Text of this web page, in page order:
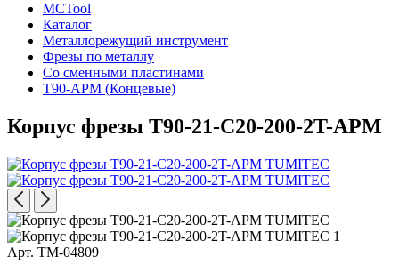
MCTool
Каталог
Металлорежущий инструмент
Фрезы по металлу
Со сменными пластинами
T90-APM (Концевые)
Корпус фрезы T90-21-C20-200-2T-APM
Арт. TM-04809